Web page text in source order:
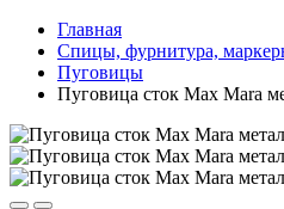
Главная
Спицы, фурнитура,
Пуговицы
Пуговица сток Max Mara